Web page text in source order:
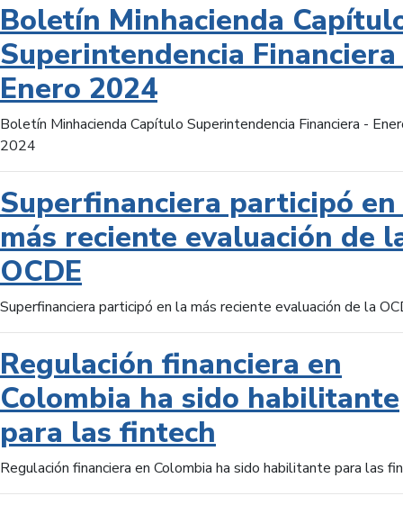
Boletín Minhacienda
Superintendencia
Enero 2024
Boletín Minhacienda Capítulo Superintendencia Financiera -
2024
Superfinanciera participó
más reciente evaluación de
OCDE
Superfinanciera participó en la más reciente evaluación de la
Regulación financiera en
Colombia ha sido habilitante
para las fintech
Regulación financiera en Colombia ha sido habilitante para las